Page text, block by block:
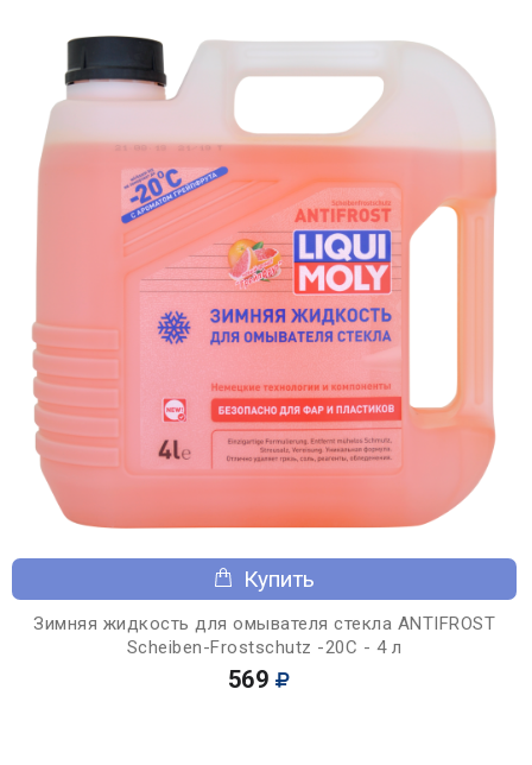
Купить
Зимняя жидкость для омывателя стекла ANTIFROST
Scheiben-Frostschutz -20С - 4 л
569